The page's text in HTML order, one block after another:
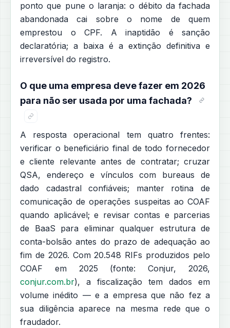
ponto que pune o laranja: o débito da fachada
abandonada cai sobre o nome de quem
emprestou o CPF. A inaptidão é sanção
declaratória; a baixa é a extinção definitiva e
irreversível do registro.
O que uma empresa deve fazer em 2026
para não ser usada por uma fachada?
A resposta operacional tem quatro frentes:
verificar o beneficiário final de todo fornecedor
e cliente relevante antes de contratar; cruzar
QSA, endereço e vínculos com bureaus de
dado cadastral confiáveis; manter rotina de
comunicação de operações suspeitas ao COAF
quando aplicável; e revisar contas e parcerias
de BaaS para eliminar qualquer estrutura de
conta-bolsão antes do prazo de adequação ao
fim de 2026. Com 20.548 RIFs produzidos pelo
COAF em 2025 (fonte: Conjur, 2026,
conjur.com.br), a fiscalização tem dados em
volume inédito — e a empresa que não fez a
sua diligência aparece na mesma rede que o
fraudador.